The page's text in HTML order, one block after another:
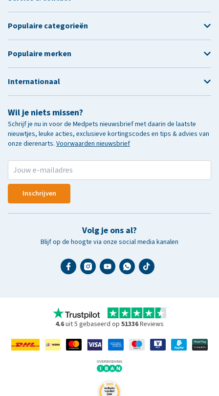
Wil je niets missen?
Schrijf je nu in voor de Medpets nieuwsbrief met daarin de laatste
nieuwtjes, leuke acties, exclusieve kortingscodes en tips & advies van
onze dierenarts. Voorwaarden nieuwsbrief
Inschrijven
Volg je ons al?
Blijf op de hoogte via onze social media kanalen
Populaire categorieën
Populaire merken
Internationaal
4.6uit 5 gebaseerd op 51336Reviews